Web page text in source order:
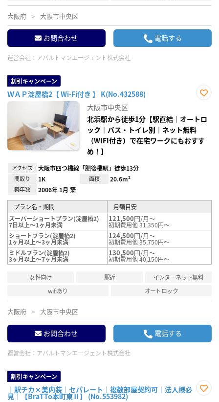
大阪府 大阪市中央区
お問合わせ 電話する
運営会社： アパルトマンエージェント株式会社
割引キャンペーン
ＷＡＰ淀屋橋2【 Wi-Fi付き 】 K(No.432588)
り登
録
大阪市中央区
北浜駅から徒歩1分【駅直結｜オートロ
ック｜バス・トイレ別｜ネット無料
（WIFI付き）で在宅ワークにもおすす
め！】
アクセス 大阪市四つ橋線「肥後橋駅」徒歩13分
間取り 1K 面積 20.6m²
築年数 2006年 1月 築
プラン名・期間
月額目安
スーパーショートプラン(淀屋橋2)
7日以上～1ヶ月未満
121,500円/月～
初期費用他 31,350円～
ショートプラン(淀屋橋2)
1ヶ月以上～3ヶ月未満
124,500円/月～
初期費用他 35,750円～
ミドルプラン(淀屋橋2)
3ヶ月以上～7ヶ月未満
130,500円/月～
初期費用他 40,150円～
女性向け 駅近
インターネット無料
wifiあり
オートロック
大阪府 大阪市中央区
お問合わせ 電話する
運営会社： アパルトマンエージェント株式会社
割引キャンペーン
｜駅チカ×美内装｜セパレート｜複数部屋契約可｜法人様必
見｜【BraTTo本町東Ⅱ】 (No.553982)